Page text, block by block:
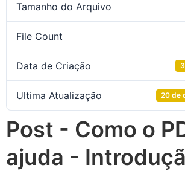
Tamanho do Arquivo
File Count
Data de Criação
Ultima Atualização 20 de
Post - Como o
ajuda -